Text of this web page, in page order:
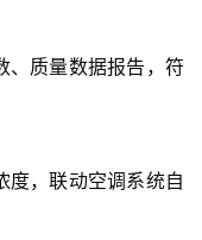
、质量数据报告，符
度，联动空调系统自